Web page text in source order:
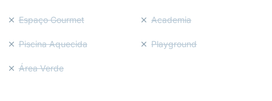
Espaço Gourmet Academia
Piscina Aquecida Playground
Área Verde